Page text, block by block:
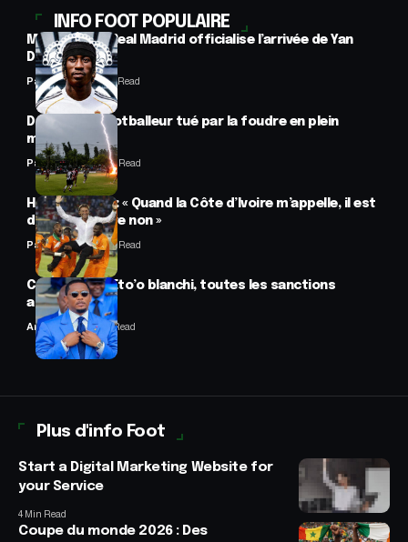
INFO FOOT POPULAIRE
Mercato : Le Real Madrid officialise l’arrivée de Yan
Diomandé
Panafrofoot1 Min Read
Drame : un footballeur tué par la foudre en plein
match
Panafrofoot2 Min Read
Hervé Renard : « Quand la Côte d’Ivoire m’appelle, il est
difficile de dire non »
Panafrofoot2 Min Read
CAF : Samuel Eto’o blanchi, toutes les sanctions
annulées
Anselme AVI2 Min Read
Plus d'info Foot
Start a Digital Marketing Website for
your Service
4 Min Read
Coupe du monde 2026 : Des